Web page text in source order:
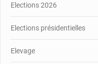
Elections 2026
Elections présidentielles
Elevage